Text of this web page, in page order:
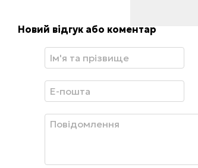
Новий відгук або коментар